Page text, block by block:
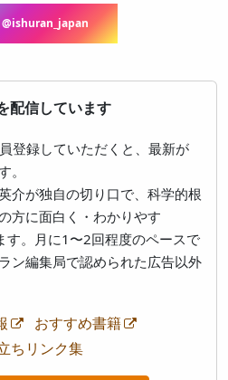
@ishuran_japan
配信しています
登録していただくと、最新が
。
介が独自の切り口で、科学的根
方に面白く・わかりやす
す。月に1〜2回程度のペースで
ン編集局で認められた広告以外
おすすめ書籍
ちリンク集